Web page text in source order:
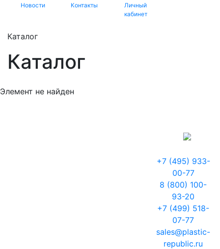
Новости Контакты
Личный
кабинет
Каталог
Каталог
Элемент не найден
+7 (495) 933-
00-77
8 (800) 100-
93-20
+7 (499) 518-
07-77
sales@plastic-
republic.ru